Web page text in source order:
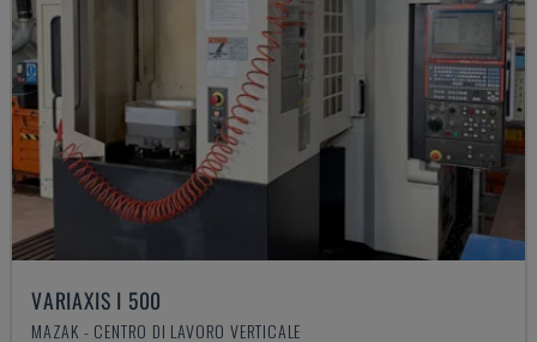
VARIAXIS I 500
MAZAK - CENTRO DI LAVORO VERTICALE